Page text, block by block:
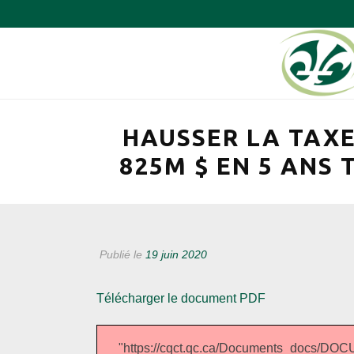
HAUSSER LA
825M $ EN 5 ANS
Publié le 19 juin 2020
Télécharger le document PDF
"https://cqct.qc.ca/Documents_docs/